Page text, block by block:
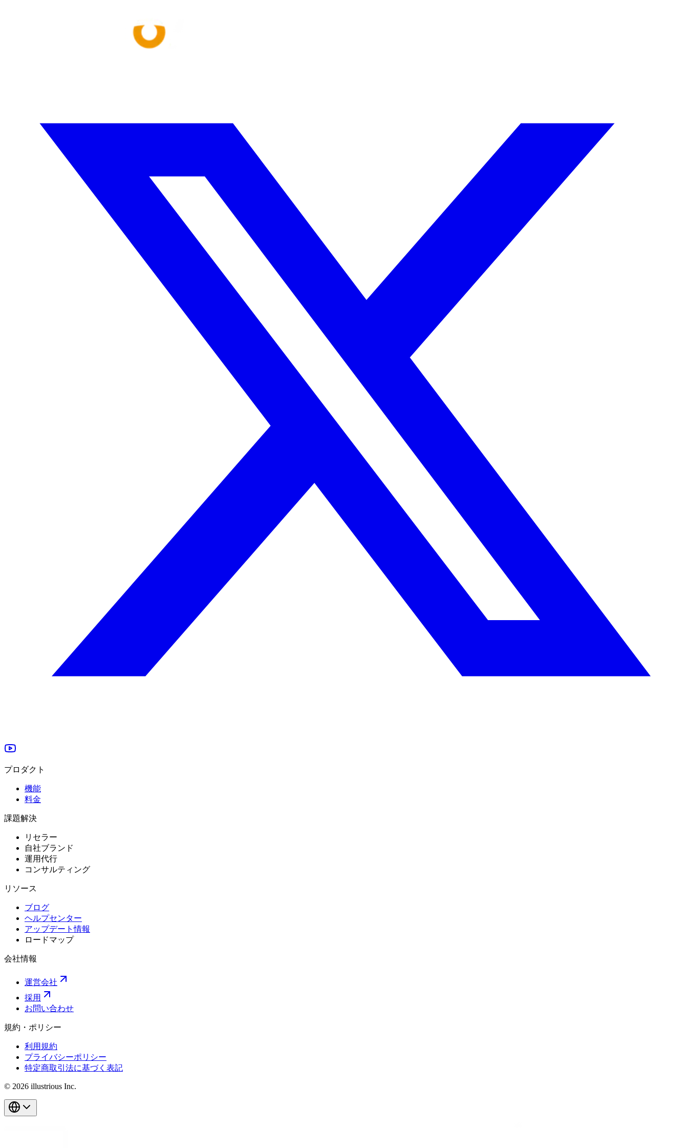
プロダクト
機能
料金
課題解決
リセラー
自社ブランド
運用代行
コンサルティング
リソース
ブログ
ヘルプセンター
アップデート情報
ロードマップ
会社情報
運営会社
採用
お問い合わせ
規約・ポリシー
利用規約
プライバシーポリシー
特定商取引法に基づく表記
© 2026 illustrious Inc.